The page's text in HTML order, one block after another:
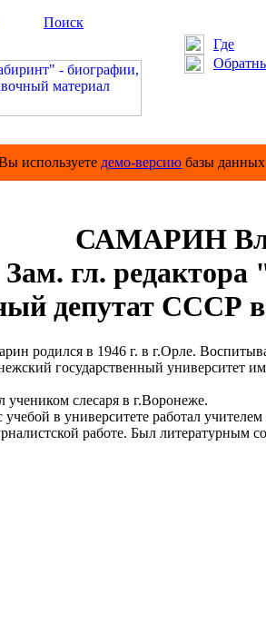
Поиск
Где
используете демо-версию базы
САМАРИН
Зам. гл.
депутат СССР
родился в 1946 г. в г.Орле.
государственный университет
учеником слесаря в г.Воронеже.
в университете работал
работе. Был литературным